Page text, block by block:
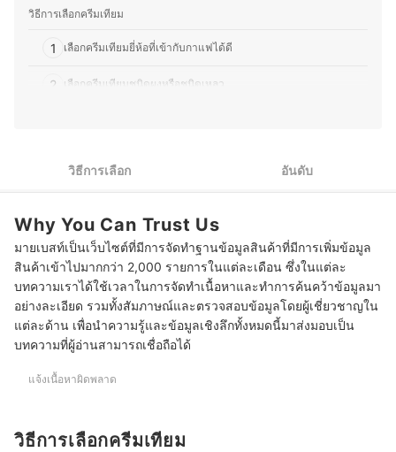
สามารถนำไปต่อยอดได้อีกด้วย
วิธีการเลือกครีมเทียม
1 เลือกครีมเทียมยี่ห้อที่เข้ากับกาแฟได้ดี
2 เลือกครีมเทียมชนิดผงหรือชนิดเหลว
ครีมเทียมกับคอฟฟี่เมตเหมือนกันไหม?
นอกจากกาแฟแล้ว เราใช้ครีมเทียมกับเครื่องดื่มอะไรได้บ้าง?
ครีมเทียมกินมากเกินไปให้โทษไหม?
วิธีการเลือก อันดับ
Why You Can Trust Us
มายเบสท์เป็นเว็บไซต์ที่มีการจัดทำฐานข้อมูลสินค้าที่มีการเพิ่มข้อมูล
สินค้าเข้าไปมากกว่า 2,000 รายการในแต่ละเดือน ซึ่งในแต่ละ
บทความเราได้ใช้เวลาในการจัดทำเนื้อหาและทำการค้นคว้าข้อมูลมา
อย่างละเอียด รวมทั้งสัมภาษณ์และตรวจสอบข้อมูลโดยผู้เชี่ยวชาญใน
แต่ละด้าน เพื่อนำความรู้และข้อมูลเชิงลึกทั้งหมดนี้มาส่งมอบเป็น
บทความที่ผู้อ่านสามารถเชื่อถือได้
แจ้งเนื้อหาผิดพลาด
วิธีการเลือกครีมเทียม